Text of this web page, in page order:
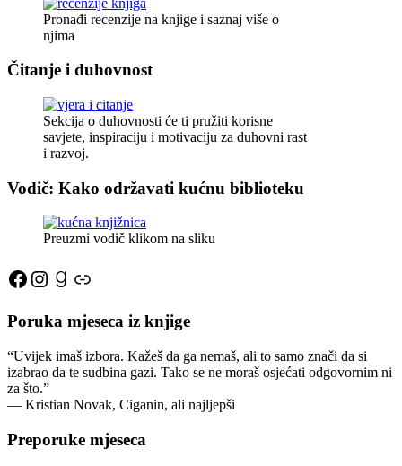
Pronađi recenzije na knjige i saznaj više o
njima
Čitanje i duhovnost
Sekcija o duhovnosti će ti pružiti korisne
savjete, inspiraciju i motivaciju za duhovni rast
i razvoj.
Vodič: Kako održavati kućnu biblioteku
Preuzmi vodič klikom na sliku
Facebook
Instagram
Goodreads
Link
Poruka mjeseca iz knjige
“Uvijek imaš izbora. Kažeš da ga nemaš, ali to samo znači da si
izabrao da te sudbina gazi. Tako se ne moraš osjećati odgovornim ni
za što.”
― Kristian Novak, Ciganin, ali najljepši
Preporuke mjeseca